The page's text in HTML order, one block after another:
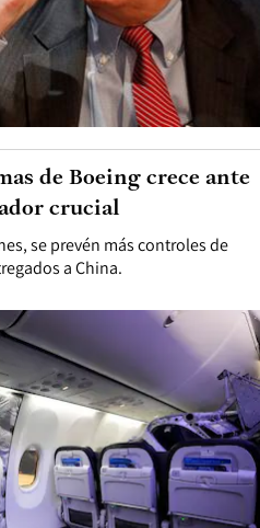
se prevén más controles de
a China.
de Boeing crece ante
crucial